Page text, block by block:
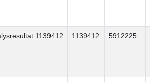
1139412 5912225